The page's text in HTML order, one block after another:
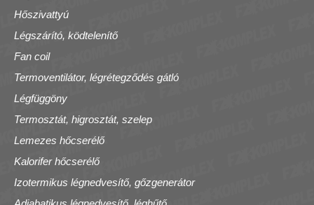
Hőszivattyú
Légszárító, ködtelenítő
Fan coil
Termoventilátor, légrétegződés gátló
Légfüggöny
Termosztát, higrosztát, szelep
Lemezes hőcserélő
Kalorifer hőcserélő
Izotermikus légnedvesítő, gőzgenerátor